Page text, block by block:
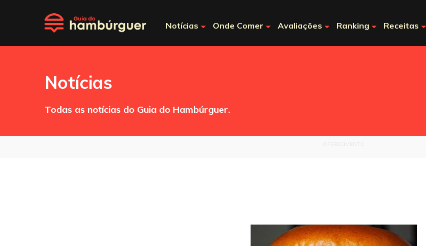
Notícias Onde Comer Avaliações Ranking Receitas
Notícias
Todas as notícias do Guia do Hambúrguer.